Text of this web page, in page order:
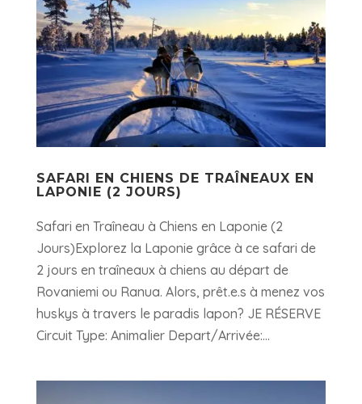
SAFARI EN CHIENS DE TRAÎNEAUX EN
LAPONIE (2 JOURS)
Safari en Traîneau à Chiens en Laponie (2
Jours)Explorez la Laponie grâce à ce safari de
2 jours en traîneaux à chiens au départ de
Rovaniemi ou Ranua. Alors, prêt.e.s à menez vos
huskys à travers le paradis lapon? JE RÉSERVE
Circuit Type: Animalier Depart/Arrivée:...